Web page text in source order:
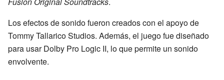
Los efectos de sonido fueron creados con el apoyo de
Tommy Tallarico Studios. Además, el juego fue diseñado
para usar Dolby Pro Logic II, lo que permite un sonido
envolvente.